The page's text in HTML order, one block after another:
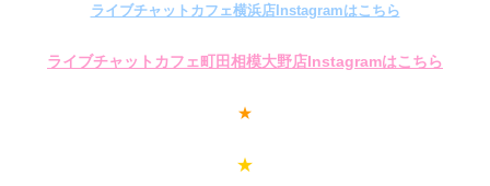
ライブチャットカフェ横浜店Instagramはこちら
ライブチャットカフェ町田相模大野店Instagramはこちら
★
★